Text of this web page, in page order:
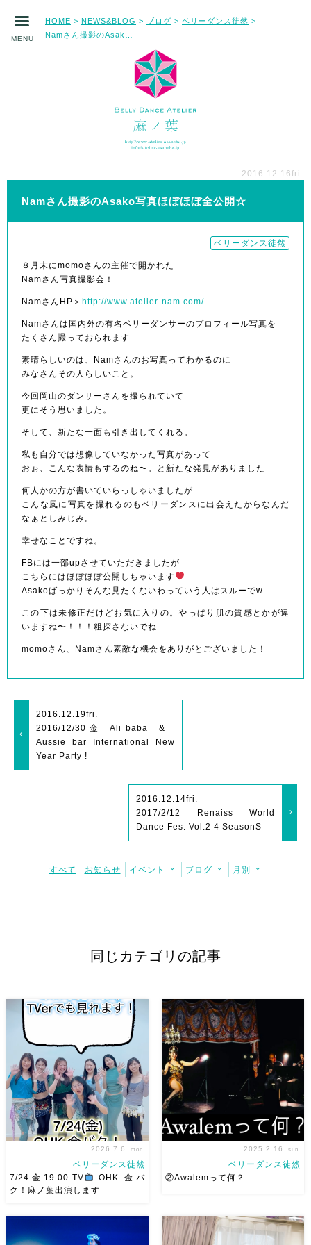
MENU
HOME > NEWS&BLOG > ブログ > ベリーダンス徒然 >
2016.12.16fri.
Namさん撮影のAsako写真ほぼほぼ全公開☆
ベリーダンス徒然
８月末にmomoさんの主催で開かれた
Namさん写真撮影会！
NamさんHP＞ http://www.atelier-nam.com/
Namさんは国内外の有名ベリーダンサーのプロフィール写真を
たくさん撮っておられます
素晴らしいのは、Namさんのお写真ってわかるのに
みなさんその人らしいこと。
今回岡山のダンサーさんを撮られていて
更にそう思いました。
そして、新たな一面も引き出してくれる。
私も自分では想像していなかった写真があって
おぉ、こんな表情もするのね〜。と新たな発見がありました
何人かの方が書いていらっしゃいましたが
こんな風に写真を撮れるのもベリーダンスに出会えたからなんだ
なぁとしみじみ。
幸せなことですね。
FBには一部upさせていただきましたが
こちらにはほぼほぼ公開しちゃいます
Asakoばっかりそんな見たくないわっていう人はスルーでw
この下は未修正だけどお気に入りの。やっぱり肌の質感とかが違
いますね〜！！！粗探さないでね
momoさん、Namさん素敵な機会をありがとございました！
2016.12.19fri.
2016/12/30 金 Ali baba &
Aussie bar International New
Year Party !
2016.12.14fri.
2017/2/12 Renaiss World
Dance Fes. Vol.2 4 SeasonS
すべて お知らせ イベント ブログ 月別
同じカテゴリの記事
レビ出演します♡ 7/24金
2026.7.6 mon.
ベリーダンス徒然
7/24金19:00-TV
OHK 金バ
ク！麻ノ葉出演します
今日はAwalemについて ①フォ
ークロアダンスって？ ↑は１
2025.2.16 sun.
ベリーダンス徒然
②Awalemって何？